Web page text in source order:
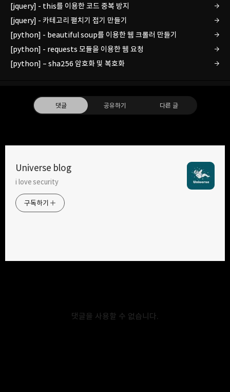
[jquery] - this를 이용한 코드 중복 방지
[jquery] - 카테고리 펼치기 접기 만들기
[python] - beautiful soup를 이용한 웹 크롤러 만들기
[python] - requests 모듈을 이용한 웹 요청
[python] – sha256 암호화 및 복호화
댓글 공유하기 다른 글
Universe blog
i love security
구독하기
댓글을 사용할 수 없습니다.
트위터
되었을때 각 상황에 맞는 함수를 실행하려고 한다면 비효율적으로 작성